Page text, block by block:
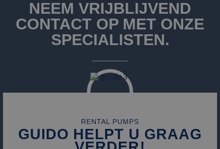
NEEM VRIJBLIJVEND
CONTACT OP MET ONZE
SPECIALISTEN.
RENTAL PUMPS
GUIDO HELPT U GRAAG